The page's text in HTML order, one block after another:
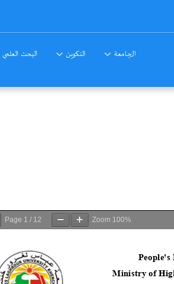
الجامعة التكوين البحث العلمي
Page 1 / 12 Zoom 100%